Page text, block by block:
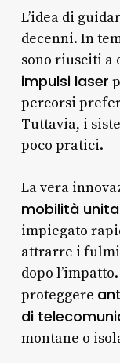
L’idea di
decenni. In
sono riusciti a
impulsi laser
percorsi
Tuttavia, i
poco pratici.
La vera
mobilità
impiegato
attrarre i
dopo
proteggere
di
montane o